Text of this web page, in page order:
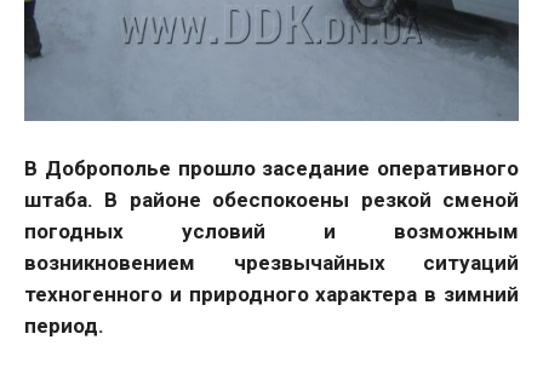
В Доброполье прошло заседание оперативного
штаба. В районе обеспокоены резкой сменой
погодных условий и возможным
возникновением чрезвычайных ситуаций
техногенного и природного характера в зимний
период.